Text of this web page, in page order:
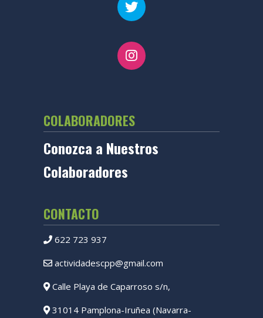
COLABORADORES
Conozca a Nuestros
Colaboradores
CONTACTO
622 723 937
actividadescpp@gmail.com
Calle Playa de Caparroso s/n,
31014 Pamplona-Iruñea (Navarra-